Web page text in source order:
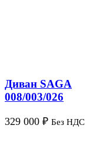
Диван SAGA
008/003/026
329 000 ₽ Без НДС